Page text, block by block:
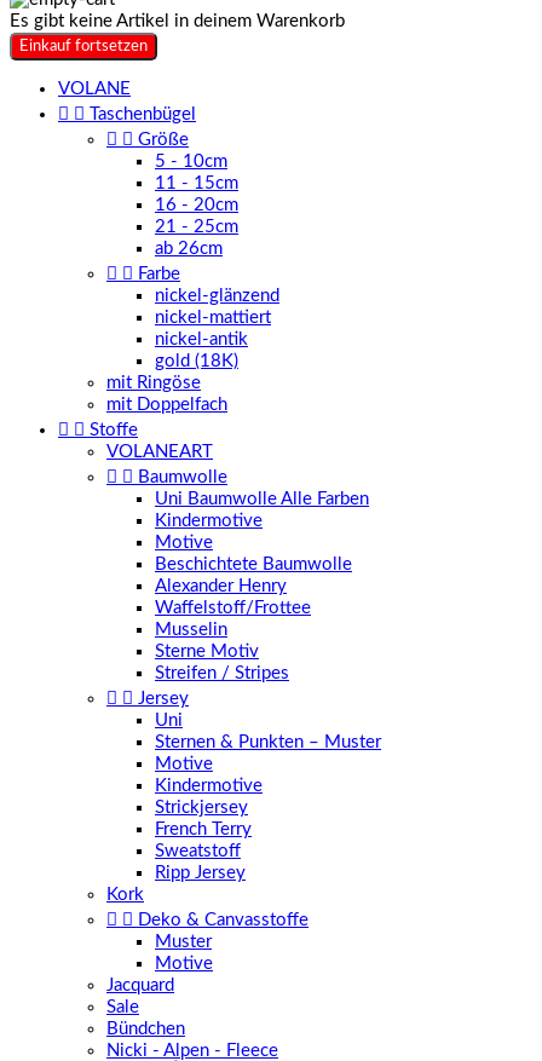
Es gibt keine Artikel in deinem Warenkorb
Einkauf fortsetzen
VOLANE
 
Taschenbügel
  Größe
5 - 10cm
11 - 15cm
16 - 20cm
21 - 25cm
ab 26cm
  Farbe
nickel-glänzend
nickel-mattiert
nickel-antik
gold (18K)
mit Ringöse
mit Doppelfach
  Stoffe
VOLANEART
  Baumwolle
Uni Baumwolle Alle Farben
Kindermotive
Motive
Beschichtete Baumwolle
Alexander Henry
Waffelstoff/Frottee
Musselin
Sterne Motiv
Streifen / Stripes
  Jersey
Uni
Sternen & Punkten – Muster
Motive
Kindermotive
Strickjersey
French Terry
Sweatstoff
Ripp Jersey
Kork
  Deko & Canvasstoffe
Muster
Motive
Jacquard
Sale
Bündchen
Nicki - Alpen - Fleece